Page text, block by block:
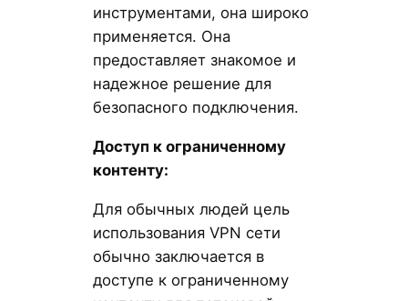
инструментами, она широко
применяется. Она
предоставляет знакомое и
надежное решение для
безопасного подключения.
Доступ к ограниченному
контенту:
Для обычных людей цель
использования VPN сети
обычно заключается в
доступе к ограниченному